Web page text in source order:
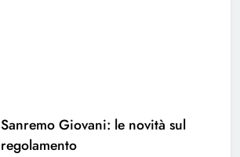
Sanremo Giovani: le novità sul
regolamento